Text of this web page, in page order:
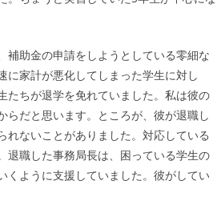
補助金の申請をしようとしている零細な
家計が悪化してしまった学生に対し
たちが退学を免れていました。私は彼の
だと思います。ところが、彼が退職し
ないことがありました。対応している
退職した事務局長は、困っている学生の
くように支援していました。彼がしてい